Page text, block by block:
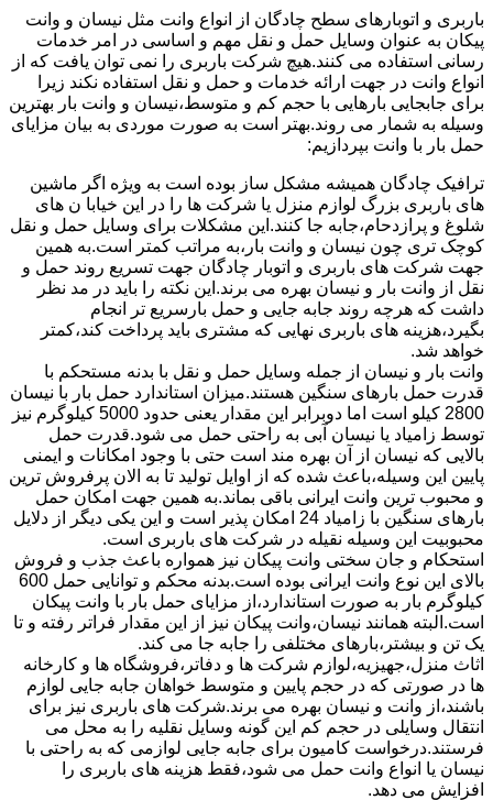
باربری و اتوبارهای سطح چادگان از انواع وانت مثل نیسان و وانت
پیکان به عنوان وسایل حمل و نقل مهم و اساسی در امر خدمات
رسانی استفاده می کنند.هیچ شرکت باربری را نمی توان یافت که از
انواع وانت در جهت ارائه خدمات و حمل و نقل استفاده نکند زیرا
برای جابجایی بارهایی با حجم کم و متوسط،نیسان و وانت بار بهترین
وسیله به شمار می روند.بهتر است به صورت موردی به بیان مزایای
حمل بار با وانت بپردازیم:
ترافیک چادگان همیشه مشکل ساز بوده است به ویژه اگر ماشین
های باربری بزرگ لوازم منزل یا شرکت ها را در این خیابا ن های
شلوغ و پرازدحام،جابه جا کنند.این مشکلات برای وسایل حمل و نقل
کوچک تری چون نیسان و وانت بار،به مراتب کمتر است.به همین
جهت شرکت های باربری و اتوبار چادگان جهت تسریع روند حمل و
نقل از وانت بار و نیسان بهره می برند.این نکته را باید در مد نظر
داشت که هرچه روند جابه جایی و حمل بارسریع تر انجام
بگیرد،هزینه های باربری نهایی که مشتری باید پرداخت کند،کمتر
خواهد شد.
وانت بار و نیسان از جمله وسایل حمل و نقل با بدنه مستحکم با
قدرت حمل بارهای سنگین هستند.میزان استاندارد حمل بار با نیسان
2800 کیلو است اما دوبرابر این مقدار یعنی حدود 5000 کیلوگرم نیز
توسط زامیاد یا نیسان آبی به راحتی حمل می شود.قدرت حمل
بالایی که نیسان از آن بهره مند است حتی با وجود امکانات و ایمنی
پایین این وسیله،باعث شده که از اوایل تولید تا به الان پرفروش ترین
و محبوب ترین وانت ایرانی باقی بماند.به همین جهت امکان حمل
بارهای سنگین با زامیاد 24 امکان پذیر است و این یکی دیگر از دلایل
محبوبیت این وسیله نقیله در شرکت های باربری است.
استحکام و جان سختی وانت پیکان نیز همواره باعث جذب و فروش
بالای این نوع وانت ایرانی بوده است.بدنه محکم و توانایی حمل 600
کیلوگرم بار به صورت استاندارد،از مزایای حمل بار با وانت پیکان
است.البته همانند نیسان،وانت پیکان نیز از این مقدار فراتر رفته و تا
یک تن و بیشتر،بارهای مختلفی را جابه جا می کند.
اثاث منزل،جهیزیه،لوازم شرکت ها و دفاتر،فروشگاه ها و کارخانه
ها در صورتی که در حجم پایین و متوسط خواهان جابه جایی لوازم
باشند،از وانت و نیسان بهره می برند.شرکت های باربری نیز برای
انتقال وسایلی در حجم کم این گونه وسایل نقلیه را به محل می
فرستند.درخواست کامیون برای جابه جایی لوازمی که به راحتی با
نیسان یا انواع وانت حمل می شود،فقط هزینه های باربری را
افزایش می دهد.